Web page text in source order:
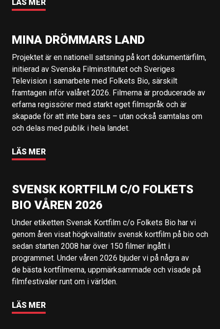
LÄS MER
MINA DRÖMMARS LAND
Projektet är en nationell satsning på kort dokumentärfilm,
initierad av Svenska Filminstitutet och Sveriges
Television i samarbete med Folkets Bio, särskilt
framtagen inför valåret 2026. Filmerna är producerade av
erfarna regissörer med starkt eget filmspråk och är
skapade för att inte bara ses – utan också samtalas om
och delas med publik i hela landet.
LÄS MER
SVENSK KORTFILM C/O FOLKETS
BIO VÅREN 2026
Under etiketten Svensk Kortfilm c/o Folkets Bio har vi
genom åren visat högkvalitativ svensk kortfilm på bio och
sedan starten 2008 har över 150 filmer ingått i
programmet. Under våren 2026 bjuder vi på några av
de bästa kortfilmerna, uppmärksammade och visade på
filmfestivaler runt om i världen.
LÄS MER